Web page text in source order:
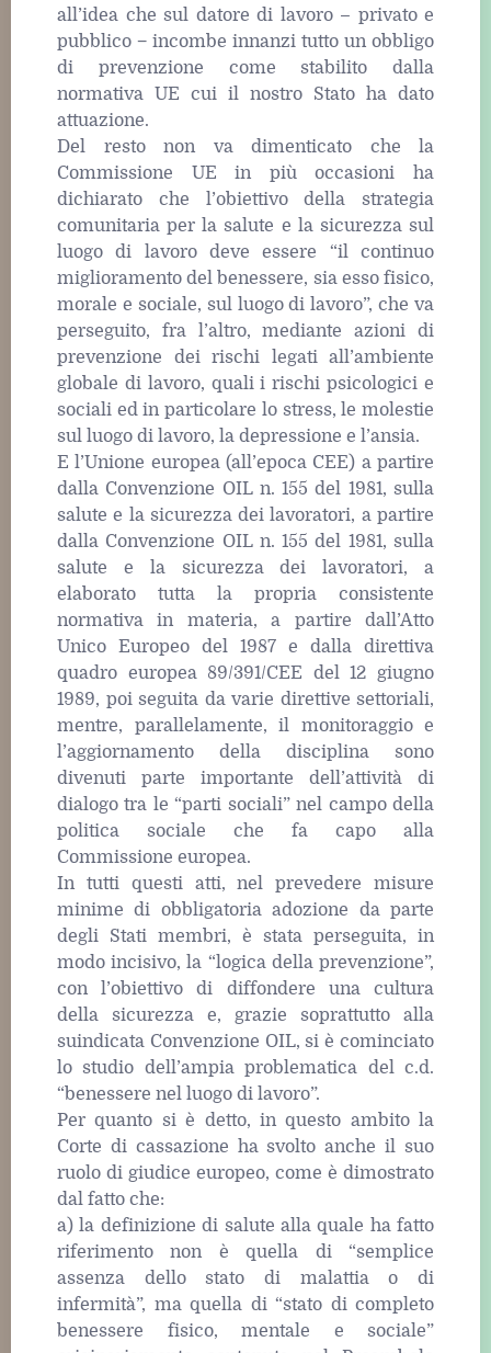
all’idea che sul datore di lavoro – privato e
pubblico − incombe innanzi tutto un obbligo
di prevenzione come stabilito dalla
normativa UE cui il nostro Stato ha dato
attuazione.
Del resto non va dimenticato che la
Commissione UE in più occasioni ha
dichiarato che l’obiettivo della strategia
comunitaria per la salute e la sicurezza sul
luogo di lavoro deve essere “il continuo
miglioramento del benessere, sia esso fisico,
morale e sociale, sul luogo di lavoro”, che va
perseguito, fra l’altro, mediante azioni di
prevenzione dei rischi legati all’ambiente
globale di lavoro, quali i rischi psicologici e
sociali ed in particolare lo stress, le molestie
sul luogo di lavoro, la depressione e l’ansia.
E l’Unione europea (all’epoca CEE) a partire
dalla Convenzione OIL n. 155 del 1981, sulla
salute e la sicurezza dei lavoratori, a partire
dalla Convenzione OIL n. 155 del 1981, sulla
salute e la sicurezza dei lavoratori, a
elaborato tutta la propria consistente
normativa in materia, a partire dall’Atto
Unico Europeo del 1987 e dalla direttiva
quadro europea 89/391/CEE del 12 giugno
1989, poi seguita da varie direttive settoriali,
mentre, parallelamente, il monitoraggio e
l’aggiornamento della disciplina sono
divenuti parte importante dell’attività di
dialogo tra le “parti sociali” nel campo della
politica sociale che fa capo alla
Commissione europea.
In tutti questi atti, nel prevedere misure
minime di obbligatoria adozione da parte
degli Stati membri, è stata perseguita, in
modo incisivo, la “logica della prevenzione”,
con l’obiettivo di diffondere una cultura
della sicurezza e, grazie soprattutto alla
suindicata Convenzione OIL, si è cominciato
lo studio dell’ampia problematica del c.d.
“benessere nel luogo di lavoro”.
Per quanto si è detto, in questo ambito la
Corte di cassazione ha svolto anche il suo
ruolo di giudice europeo, come è dimostrato
dal fatto che:
a) la definizione di salute alla quale ha fatto
riferimento non è quella di “semplice
assenza dello stato di malattia o di
infermità”, ma quella di “stato di completo
benessere fisico, mentale e sociale”